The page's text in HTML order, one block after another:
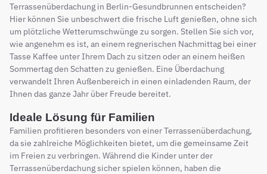
Terrassenüberdachung in Berlin-Gesundbrunnen entscheiden?
Hier können Sie unbeschwert die frische Luft genießen, ohne sich
um plötzliche Wetterumschwünge zu sorgen. Stellen Sie sich vor,
wie angenehm es ist, an einem regnerischen Nachmittag bei einer
Tasse Kaffee unter Ihrem Dach zu sitzen oder an einem heißen
Sommertag den Schatten zu genießen. Eine Überdachung
verwandelt Ihren Außenbereich in einen einladenden Raum, der
Ihnen das ganze Jahr über Freude bereitet.
Ideale Lösung für Familien
Familien profitieren besonders von einer Terrassenüberdachung,
da sie zahlreiche Möglichkeiten bietet, um die gemeinsame Zeit
im Freien zu verbringen. Während die Kinder unter der
Terrassenüberdachung sicher spielen können, haben die